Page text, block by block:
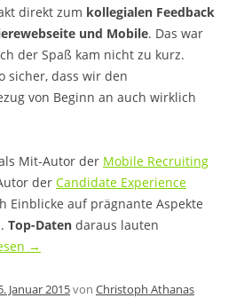
direkt zum kollegialen Feedback
und Mobile. Das war
der Spaß kam nicht zu kurz.
sicher, dass wir den
von Beginn an auch wirklich
Mit-Autor der Mobile Recruiting
der Candidate Experience
Einblicke auf prägnante Aspekte
Top-Daten daraus lauten
→
Januar 2015von Christoph Athanas